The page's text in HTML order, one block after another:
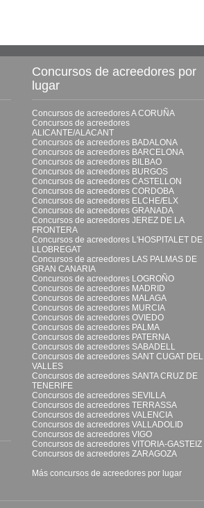
Concursos de acreedores por
lugar
Concursos de acreedores A CORUÑA
Concursos de acreedores
ALICANTE/ALACANT
Concursos de acreedores BADALONA
Concursos de acreedores BARCELONA
Concursos de acreedores BILBAO
Concursos de acreedores BURGOS
Concursos de acreedores CASTELLON
Concursos de acreedores CORDOBA
Concursos de acreedores ELCHE/ELX
Concursos de acreedores GRANADA
Concursos de acreedores JEREZ DE LA
FRONTERA
Concursos de acreedores L'HOSPITALET DE
LLOBREGAT
Concursos de acreedores LAS PALMAS DE
GRAN CANARIA
Concursos de acreedores LOGROÑO
Concursos de acreedores MADRID
Concursos de acreedores MALAGA
Concursos de acreedores MURCIA
Concursos de acreedores OVIEDO
Concursos de acreedores PALMA
Concursos de acreedores PATERNA
Concursos de acreedores SABADELL
Concursos de acreedores SANT CUGAT DEL
VALLES
Concursos de acreedores SANTA CRUZ DE
TENERIFE
Concursos de acreedores SEVILLA
Concursos de acreedores TERRASSA
Concursos de acreedores VALENCIA
Concursos de acreedores VALLADOLID
Concursos de acreedores VIGO
Concursos de acreedores VITORIA-GASTEIZ
Concursos de acreedores ZARAGOZA
Más concursos de acreedores por lugar